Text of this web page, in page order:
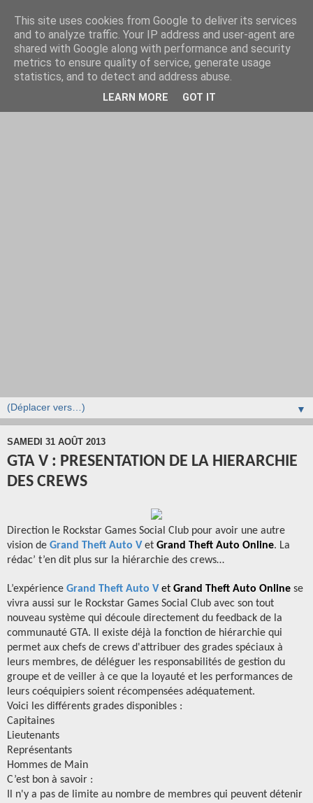
▼
SAMEDI 31 AOÛT 2013
GTA V : PRESENTATION DE LA HIERARCHIE
DES CREWS
Direction le Rockstar Games Social Club pour avoir une autre
vision de Grand Theft Auto V et Grand Theft Auto Online. La
rédac’ t’en dit plus sur la hiérarchie des crews…
L’expérience Grand Theft Auto V et Grand Theft Auto Online se
vivra aussi sur le Rockstar Games Social Club avec son tout
nouveau système qui découle directement du feedback de la
communauté GTA. Il existe déjà la fonction de hiérarchie qui
permet aux chefs de crews d'attribuer des grades spéciaux à
leurs membres, de déléguer les responsabilités de gestion du
groupe et de veiller à ce que la loyauté et les performances de
leurs coéquipiers soient récompensées adéquatement.
Voici les différents grades disponibles :
Capitaines
Lieutenants
Représentants
Hommes de Main
C’est bon à savoir :
Il n'y a pas de limite au nombre de membres qui peuvent détenir
This site uses cookies from Google to deliver its services
and to analyze traffic. Your IP address and user-agent are
shared with Google along with performance and security
metrics to ensure quality of service, generate usage
statistics, and to detect and address abuse.
LEARN MORE GOT IT